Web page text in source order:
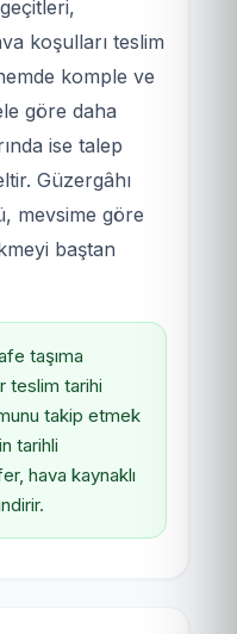
koşulları teslim
komple ve
göre daha
ise talep
Güzergâhı
mevsime göre
baştan
taşıma
teslim tarihi
takip etmek
tarihli
hava kaynaklı